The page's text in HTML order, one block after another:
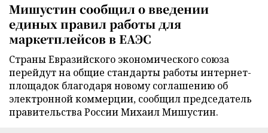
Мишустин сообщил о введении
единых правил работы для
маркетплейсов в ЕАЭС
Страны Евразийского экономического союза
перейдут на общие стандарты работы интернет-
площадок благодаря новому соглашению об
электронной коммерции, сообщил председатель
правительства России Михаил Мишустин.